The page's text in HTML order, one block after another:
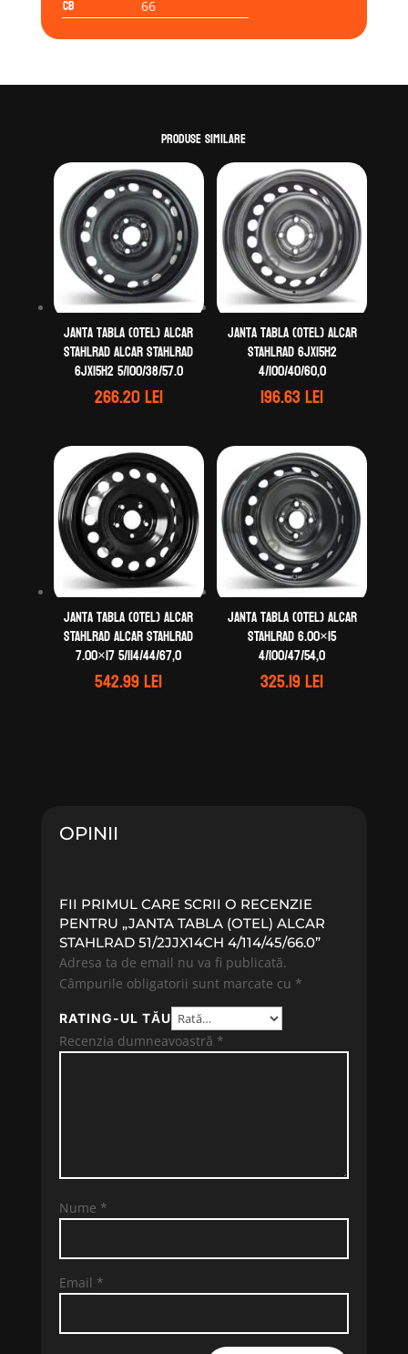
CB 66
Produse similare
Janta tabla (otel) ALCAR
STAHLRAD ALCAR STAHLRAD
6Jx15H2 5/100/38/57.0
266.20lei
Janta tabla (otel) ALCAR
STAHLRAD 6Jx15H2
4/100/40/60,0
196.63lei
Janta tabla (otel) ALCAR
STAHLRAD ALCAR STAHLRAD
7.00×17 5/114/44/67,0
542.99lei
Janta tabla (otel) ALCAR
STAHLRAD 6.00×15
4/100/47/54,0
325.19lei
OPINII
FII PRIMUL CARE SCRII O RECENZIE
PENTRU „JANTA TABLA (OTEL) ALCAR
STAHLRAD 51/2JJX14CH 4/114/45/66.0”
Adresa ta de email nu va fi publicată.
Câmpurile obligatorii sunt marcate cu *
RATING-UL TĂU
Recenzia dumneavoastră *
Nume *
Email *